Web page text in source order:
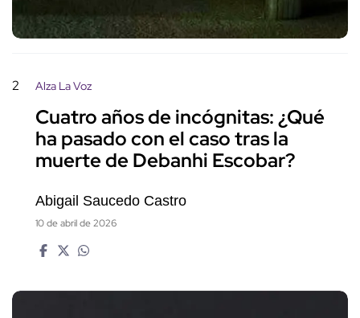
2 Alza La Voz
Cuatro años de incógnitas: ¿Qué
ha pasado con el caso tras la
muerte de Debanhi Escobar?
Abigail Saucedo Castro
10 de abril de 2026